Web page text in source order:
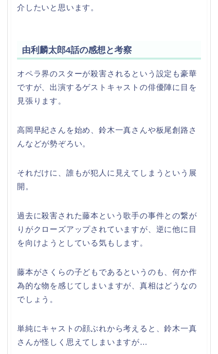
介したいと思います。
由利麟太郎4話の感想と考察
オペラ界のスターが殺害されるという設定も豪華
ですが、出演するゲストキャストの俳優陣に目を
見張ります。
高岡早紀さんを始め、鈴木一真さんや板尾創路さ
んなどが勢ぞろい。
それだけに、誰もが犯人に見えてしまうという展
開。
過去に殺害された藤本という歌手の事件との繋が
りがクローズアップされていますが、逆に他に目
を向けようとしている気もします。
藤本がさくらの子どもであるというのも、何か作
為的な物を感じてしまいますが、真相はどうなの
でしょう。
単純にキャストの顔ぶれから考えると、鈴木一真
さんが怪しく思えてしまいますが…